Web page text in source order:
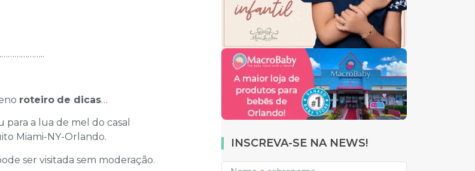
roteiro de dicas…
para a lua de mel do casal
Miami-NY-Orlando.
ser visitada sem moderação.
INSCREVA-SE NA NEWS!